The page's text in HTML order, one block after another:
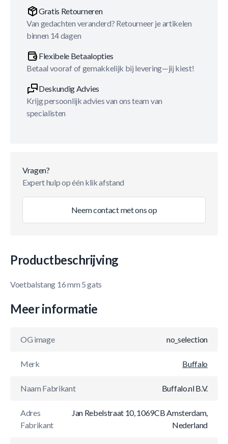
Gratis Retourneren
Van gedachten veranderd? Retourneer je artikelen
binnen 14 dagen
Flexibele Betaalopties
Betaal vooraf of gemakkelijk bij levering—jij kiest!
Deskundig Advies
Krijg persoonlijk advies van ons team van
specialisten
Vragen?
Expert hulp op één klik afstand
Neem contact met ons op
Productbeschrijving
Voetbalstang 16 mm 5 gats
Meer informatie
OG image no_selection
Merk Buffalo
Naam Fabrikant Buffalo.nl B.V.
Adres
Fabrikant
Jan Rebelstraat 10, 1069CB Amsterdam,
Nederland